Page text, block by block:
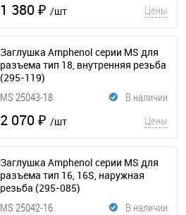
1 380 ₽ /шт Цены
Заглушка Amphenol серии MS для
разъема тип 18, внутренняя резьба
(295-119)
В наличии
MS 25043-18
2 070 ₽ /шт Цены
Заглушка Amphenol серии MS для
разъема тип 16, 16S, наружная
резьба (295-085)
В наличии
MS 25042-16